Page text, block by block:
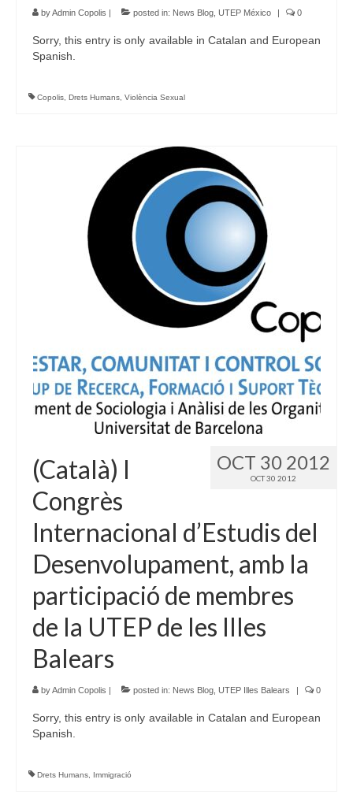
byAdmin Copolis | posted in: News Blog UTEP México | 0
Sorry, this entry is only available in Catalan and European
Spanish.
Copolis Drets Humans Violència Sexual
OCT 30 2012
OCT 30 2012
(Català) I
Congrès
Internacional d’Estudis del
Desenvolupament, amb la
participació de membres
de la UTEP de les Illes
Balears
byAdmin Copolis | posted in: News Blog UTEP Illes Balears | 0
Sorry, this entry is only available in Catalan and European
Spanish.
Drets Humans Immigració